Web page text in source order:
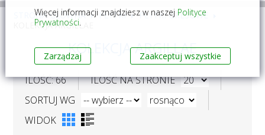
STRONA GŁÓWNA PŁYTKI
PŁYTKI GRESOWE
KOLEKCJA ARGILLAE
KOLEKCJA ARGILLAE
ILOŚĆ: 66
ILOŚĆ NA STRONIE
SORTUJ WG
WIDOK
Więcej informacji znajdziesz w naszej Polityce
Prywatności.
Zarządzaj Zaakceptuj wszystkie